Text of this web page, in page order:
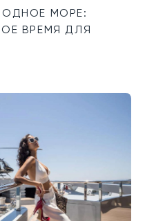
МОРЕ:
ВРЕМЯ ДЛЯ